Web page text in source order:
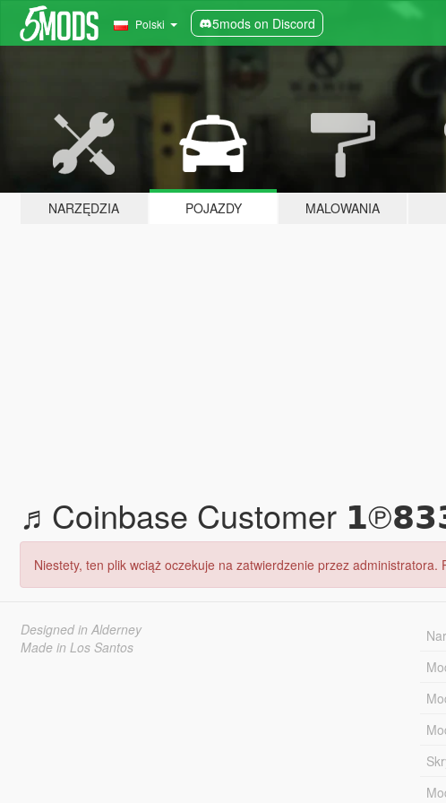
Polski 5mods on Discord
NARZĘDZIA POJAZDY MALOWANIA
♬Coinbase Customer
Niestety, ten plik wciąż oczekuje na zatwierdzenie przez administratora.
Designed in Alderney
Made in Los Santos